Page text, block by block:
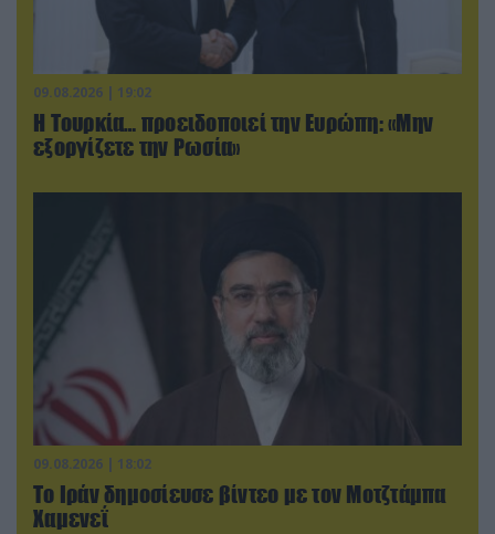
09.08.2026 | 19:02
Η Τουρκία… προειδοποιεί την Ευρώπη: «Μην
εξοργίζετε την Ρωσία»
09.08.2026 | 18:02
Το Ιράν δημοσίευσε βίντεο με τον Μοτζτάμπα
Χαμενεΐ